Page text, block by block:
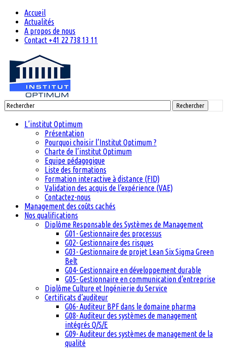
Accueil
Actualités
A propos de nous
Contact +41 22 738 13 11
Rechercher
L’institut Optimum
Présentation
Pourquoi choisir l’Institut Optimum ?
Charte de l’institut Optimum
Equipe pédagogique
Liste des formations
Formation interactive à distance (FID)
Validation des acquis de l’expérience (VAE)
Contactez-nous
Management des coûts cachés
Nos qualifications
Diplôme Responsable des Systèmes de Management
G01- Gestionnaire des processus
G02- Gestionnaire des risques
G03- Gestionnaire de projet Lean Six Sigma Green
Belt
G04- Gestionnaire en développement durable
G05- Gestionnaire en communication d’entreprise
Diplôme Culture et Ingénierie du Service
Certificats d’auditeur
G06- Auditeur BPF dans le domaine pharma
G08- Auditeur des systèmes de management
intégrés Q/S/E
G09- Auditeur des systèmes de management de la
qualité